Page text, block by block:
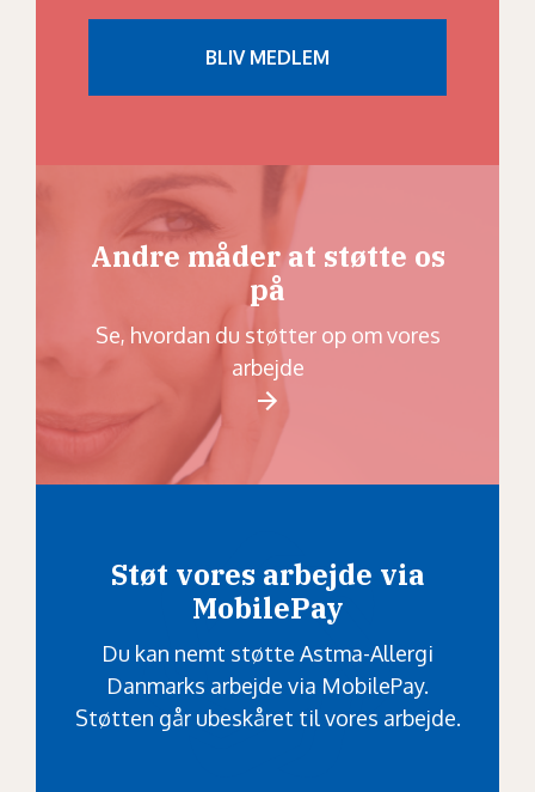
Andre måder at støtte os
på
Se, hvordan du støtter op om vores
arbejde
Støt vores arbejde via
MobilePay
Du kan nemt støtte Astma-Allergi
Danmarks arbejde via MobilePay.
Støtten går ubeskåret til vores arbejde.